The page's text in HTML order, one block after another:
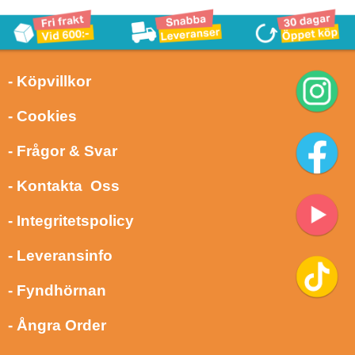
- Köpvillkor
- Cookies
- Frågor & Svar
- Kontakta Oss
- Integritetspolicy
- Leveransinfo
- Fyndhörnan
- Ångra Order